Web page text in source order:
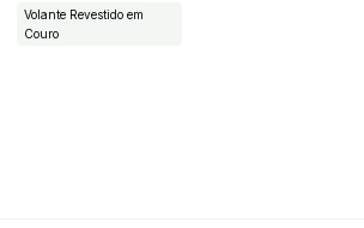
Volante Revestido em
Couro